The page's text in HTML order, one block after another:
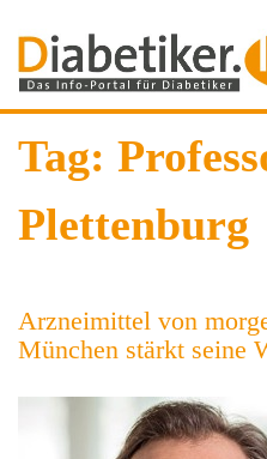
Tag:
Plettenburg
Arzneimittel von
München stärkt seine